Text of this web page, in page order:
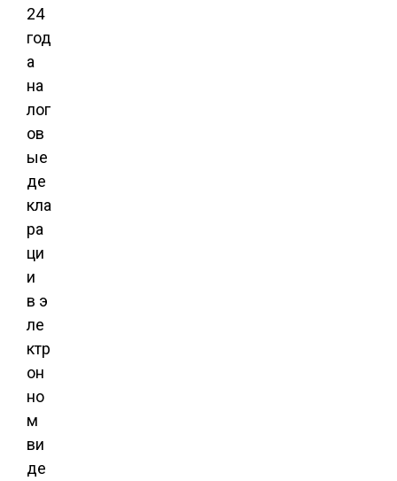
24
год
а
на
лог
ов
ые
де
кла
ра
ци
и
в э
ле
ктр
он
но
м
ви
де